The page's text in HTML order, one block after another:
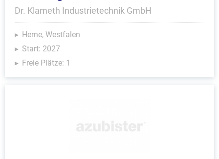
Dr. Klameth Industrietechnik GmbH
Herne, Westfalen
Start: 2027
Freie Plätze: 1